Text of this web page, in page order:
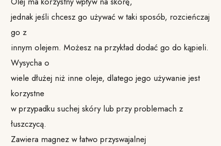
jednak jeśli chcesz go używać w taki sposób, rozcieńczaj
go z
innym olejem. Możesz na przykład dodać go do kąpieli.
Wysycha o
wiele dłużej niż inne oleje, dlatego jego używanie jest
korzystne
w przypadku suchej skóry lub przy problemach z
łuszczycą.
Zawiera magnez w łatwo przyswajalnej